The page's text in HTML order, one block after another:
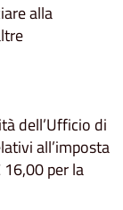
alla
dell’Ufficio di
all’imposta
per la